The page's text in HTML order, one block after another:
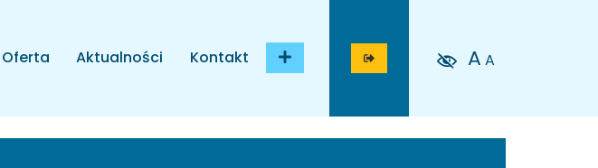
Oferta Aktualności Kontakt A A